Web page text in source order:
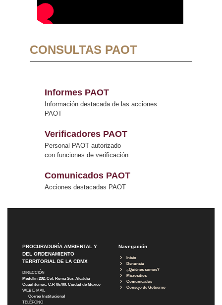
CONSULTAS PAOT
Informes PAOT
Información destacada de las acciones
PAOT
Verificadores PAOT
Personal PAOT autorizado
con funciones de verificación
Comunicados PAOT
Acciones destacadas PAOT
PROCURADURÍA AMBIENTAL Y
DEL ORDENAMIENTO
TERRITORIAL DE LA CDMX
DIRECCIÓN
Medellín 202, Col. Roma Sur, Alcaldía
Cuauhtémoc, C.P. 06700, Ciudad de México
WEB E-MAIL
Correo Institucional
TELÉFONO
Navegación
Inicio
Denuncia
¿Quiénes somos?
Micrositios
Comunicados
Consejo de Gobierno